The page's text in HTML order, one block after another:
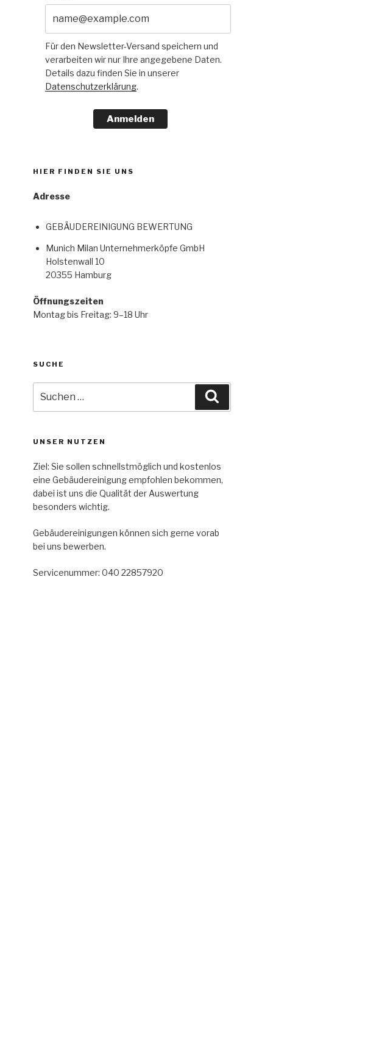
Für den Newsletter-Versand speichern und
verarbeiten wir nur Ihre angegebene Daten.
Details dazu finden Sie in unserer
Datenschutzerklärung.
Anmelden
HIER FINDEN SIE UNS
Adresse
GEBÄUDEREINIGUNG BEWERTUNG
Munich Milan Unternehmerköpfe GmbH
Holstenwall 10
20355 Hamburg
Öffnungszeiten
Montag bis Freitag: 9–18 Uhr
SUCHE
UNSER NUTZEN
Ziel: Sie sollen schnellstmöglich und kostenlos
eine Gebäudereinigung empfohlen bekommen,
dabei ist uns die Qualität der Auswertung
besonders wichtig.
Gebäudereinigungen können sich gerne vorab
bei uns bewerben.
Servicenummer: 040 22857920